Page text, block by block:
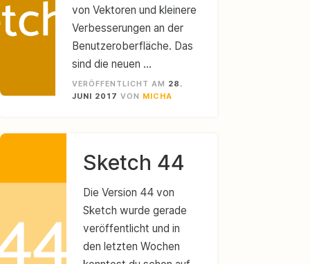
von Vektoren und kleinere
Verbesserungen an der
Benutzeroberfläche. Das
sind die neuen …
VERÖFFENTLICHT AM 28.
JUNI 2017 VON MICHA
Sketch 44
Die Version 44 von
Sketch wurde gerade
veröffentlicht und in
den letzten Wochen